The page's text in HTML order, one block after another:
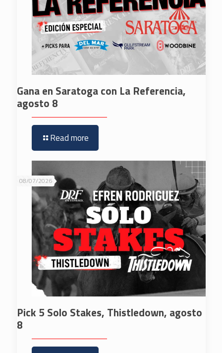
Gana en Saratoga con La Referencia,
agosto 8
Read more
08/07/2026
Pick 5 Solo Stakes, Thistledown, agosto
8